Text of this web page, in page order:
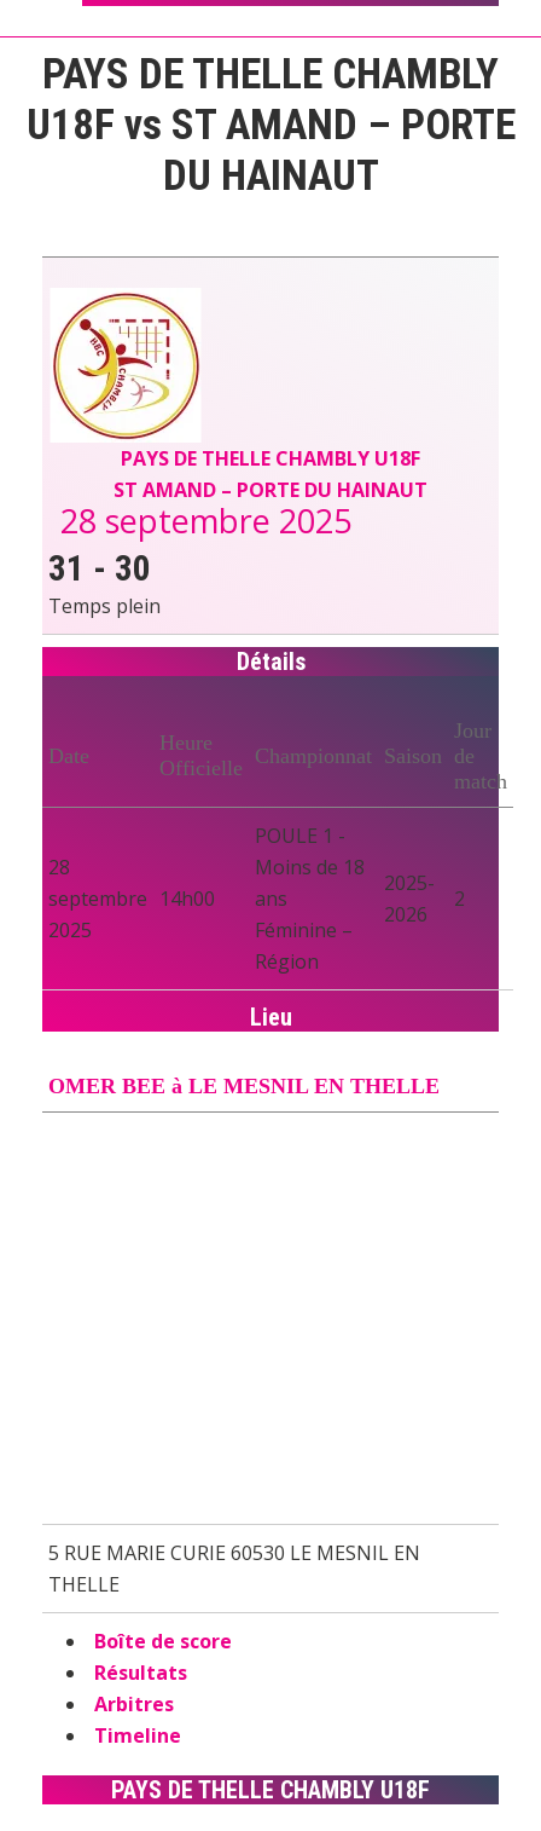
PAYS DE THELLE CHAMBLY
U18F vs ST AMAND – PORTE
DU HAINAUT
PAYS DE THELLE CHAMBLY U18F
ST AMAND – PORTE DU HAINAUT
28 septembre 2025
31 - 30
Temps plein
Détails
Date
Heure
Officielle Championnat Saison
Jour
de
match
28
septembre
2025
14h00
POULE 1 -
Moins de 18
ans
Féminine –
Région
2025-
2026
2
Lieu
OMER BEE à LE MESNIL EN THELLE
5 RUE MARIE CURIE 60530 LE MESNIL EN
THELLE
Boîte de score
Résultats
Arbitres
Timeline
PAYS DE THELLE CHAMBLY U18F